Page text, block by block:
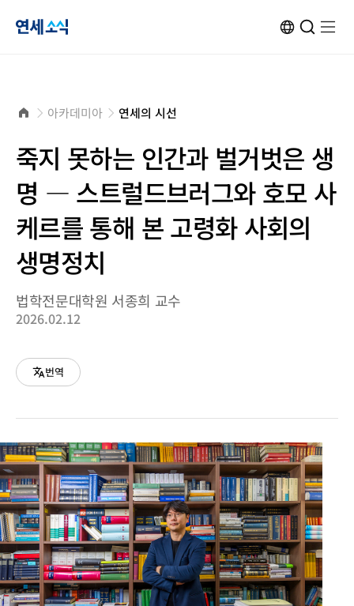
연
소
식
홈
으 아카데미아 연세의 시선
죽지 못하는 인간과 벌거벗은 생
명 ― 스트럴드브러그와 호모 사
케르를 통해 본 고령화 사회의
생명정치
법학전문대학원 서종희 교수
2026.02.12
번역